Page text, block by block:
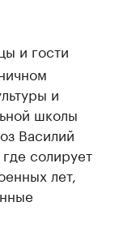
и гости
и
школы
Василий
солирует
лет,